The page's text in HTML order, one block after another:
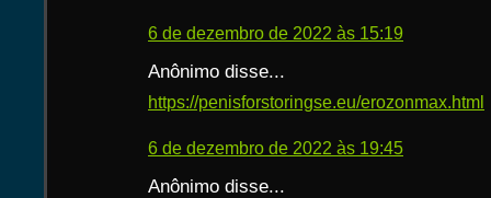
6 de dezembro de 2022 às 15:19
Anônimo disse...
https://penisforstoringse.eu/erozonmax.html
6 de dezembro de 2022 às 19:45
Anônimo disse...